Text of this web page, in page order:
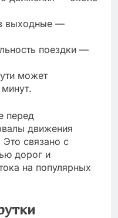
выходные —
поездки —
может
перед
движения
Это связано с
дорог и
на популярных